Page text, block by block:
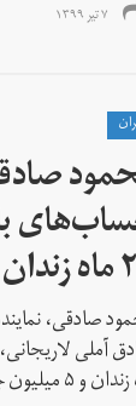
۷ تیر ۱۳۹۹
شد
صادقی،
میلیون جزای نقدی محکوم...